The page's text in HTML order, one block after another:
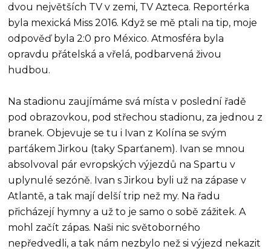
dvou největších TV v zemi, TV Azteca. Reportérka
byla mexická Miss 2016. Když se mě ptali na tip, moje
odpověď byla 2:0 pro México. Atmosféra byla
opravdu přátelská a vřelá, podbarvená živou
hudbou.
Na stadionu zaujímáme svá místa v poslední řadě
pod obrazovkou, pod střechou stadionu, za jednou z
branek. Objevuje se tu i Ivan z Kolína se svým
parťákem Jirkou (taky Sparťanem). Ivan se mnou
absolvoval pár evropských výjezdů na Spartu v
uplynulé sezóně. Ivan s Jirkou byli už na zápase v
Atlantě, a tak mají delší trip než my. Na řadu
přicházejí hymny a už to je samo o sobě zážitek. A
mohl začít zápas. Naši nic světoborného
nepředvedli, a tak nám nezbylo než si výjezd nekazit